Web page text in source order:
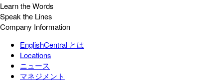
Learn the Words
Speak the Lines
Company Information
EnglishCentral とは
Locations
ニュース
マネジメント